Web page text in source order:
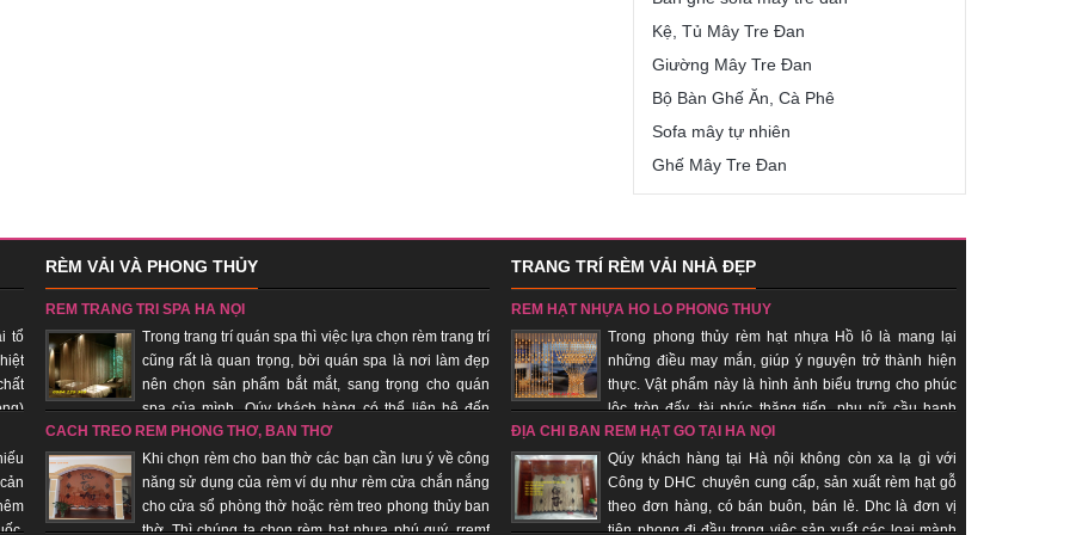
Kệ, Tủ Mây Tre Đan
Giường Mây Tre Đan
Bộ Bàn Ghế Ăn, Cà Phê
Sofa mây tự nhiên
Ghế Mây Tre Đan
tổ
RÈM VẢI VÀ PHONG THỦY
RÈM TRANG TRÍ SPA HÀ NỘI
Trong trang trí quán spa thì việc lựa chọn rèm trang trí
cũng rất là quan trọng, bời quán spa là nơi làm đẹp
nên chọn sản phẩm bắt mắt, sang trọng cho quán
spa của mình. Qúy khách hàng có thể liên hệ đến
công ty chúng tôi để đệp xem, chọn sản phẩm đẹp cho quán của
mình, với đội ngũ nhân viên lâu năm trong trang trí quán spa giúp
quý khách hàng tiết kiệm chi phí, được sử dụng sản phẩm đẹp, rẻ.
CÁCH TREO RÈM PHÒNG THỜ, BÀN THỜ
Khi chọn rèm cho ban thờ các bạn cần lưu ý về công
năng sử dụng của rèm ví dụ như rèm cửa chắn nắng
cho cửa sổ phòng thờ hoặc rèm treo phong thủy ban
thờ. Thì chúng ta chọn rèm hạt nhựa phú quý, rremf
TRANG TRÍ RÈM VẢI NHÀ ĐẸP
RÈM HẠT NHỰA HỒ LÔ PHONG THỦY
Trong phong thủy rèm hạt nhựa Hồ lô là mang lại
những điều may mắn, giúp ý nguyện trở thành hiện
thực. Vật phẩm này là hình ảnh biểu trưng cho phúc
lộc tròn đấy, tài phúc thăng tiến, phụ nữ cầu hạnh
phúc… Đồng thời quả bầu hồ lô còn là biểu trưng cho sự hài hòa
âm dương. Nhận sản xuất theo đơn hàng, giao hàng nhanh, uy tín.
ĐỊA CHỈ BÁN RÈM HẠT GỖ TẠI HÀ NỘI
Qúy khách hàng tại Hà nội không còn xa lạ gì với
Công ty DHC chuyên cung cấp, sản xuất rèm hạt gỗ
theo đơn hàng, có bán buôn, bán lẻ. Dhc là đơn vị
tiên phong đi đầu trong việc sản xuất các loại mành